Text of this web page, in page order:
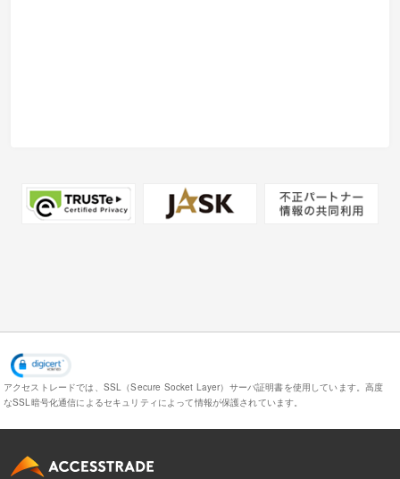
アクセストレードでは、SSL（Secure Socket Layer）サーバ証明書を使用しています。高度
なSSL暗号化通信によるセキュリティによって情報が保護されています。